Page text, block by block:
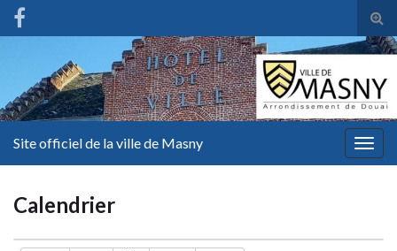
Site officiel de la ville de Masny
Calendrier